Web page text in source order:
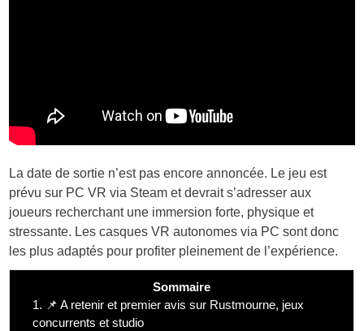
La date de sortie n’est pas encore annoncée. Le jeu est
prévu sur PC VR via Steam et devrait s’adresser aux
joueurs recherchant une immersion forte, physique et
stressante. Les casques VR autonomes via PC sont donc
les plus adaptés pour profiter pleinement de l’expérience.
Sommaire
1. 📌 A retenir et premier avis sur Rustmourne, jeux
concurrents et studio